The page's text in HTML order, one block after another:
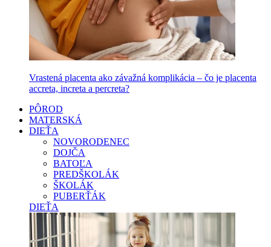
Vrastená placenta ako závažná komplikácia – čo je placenta
accreta, increta a percreta?
PÔROD
MATERSKÁ
DIEŤA
NOVORODENEC
DOJČA
BATOĽA
PREDŠKOLÁK
ŠKOLÁK
PUBERŤÁK
DIEŤA